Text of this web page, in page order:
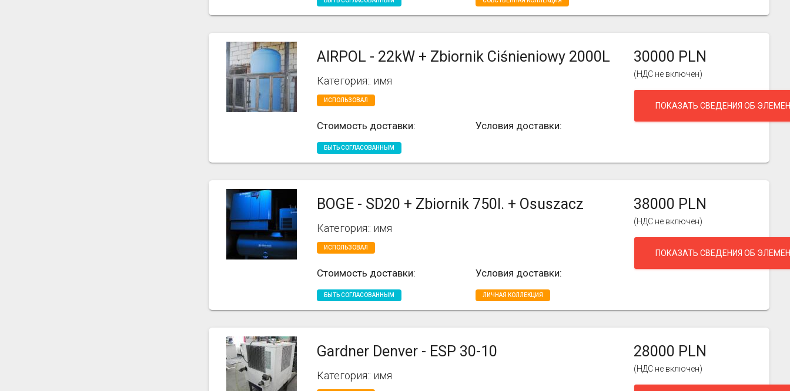
AIRPOL - 22kW + Zbiornik Ciśnieniowy 2000L
Категория:: имя
ИСПОЛЬЗОВАЛ
Стоимость доставки:
БЫТЬ СОГЛАСОВАННЫМ
Условия доставки:
30000 PLN
(НДС не включен)
ПОКАЗАТЬ СВЕДЕНИЯ ОБ
BOGE - SD20 + Zbiornik 750l. + Osuszacz
Категория:: имя
ИСПОЛЬЗОВАЛ
Стоимость доставки:
БЫТЬ СОГЛАСОВАННЫМ
Условия доставки:
ЛИЧНАЯ КОЛЛЕКЦИЯ
38000 PLN
(НДС не включен)
ПОКАЗАТЬ СВЕДЕНИЯ ОБ
Gardner Denver - ESP 30-10
Категория:: имя
28000 PLN
(НДС не включен)